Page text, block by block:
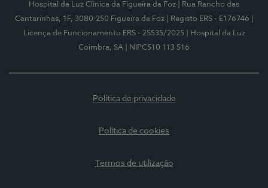
Hospital da Luz Clínica da Figueira da Foz
| Rua Rancho das
Cantarinhas, 1F, 3080-250 Figueira da Foz
| Registo ERS - E176746
Licença de Funcionamento ERS - 25535/2025
| Hospital da Luz
Coimbra, SA
| NIPC510 113 516
Política de privacidade
Política de cookies
Termos de utilização